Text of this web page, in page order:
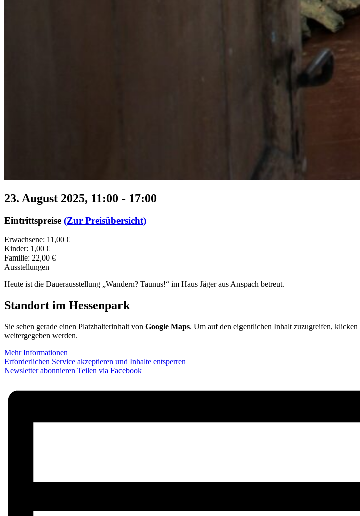
23. August 2025, 11:00 - 17:00
Eintrittspreise (Zur Preisübersicht)
Erwachsene: 11,00 €
Kinder: 1,00 €
Familie: 22,00 €
Ausstellungen
Heute ist die Dauerausstellung „Wandern? Taunus!“ im Haus Jäger aus Anspach betreut.
Standort im Hessenpark
Sie sehen gerade einen Platzhalterinhalt von Google Maps. Um auf den eigentlichen Inhalt zuzugreifen,
weitergegeben werden.
Mehr Informationen
Erforderlichen Service akzeptieren und Inhalte entsperren
Newsletter abonnieren Teilen via Facebook